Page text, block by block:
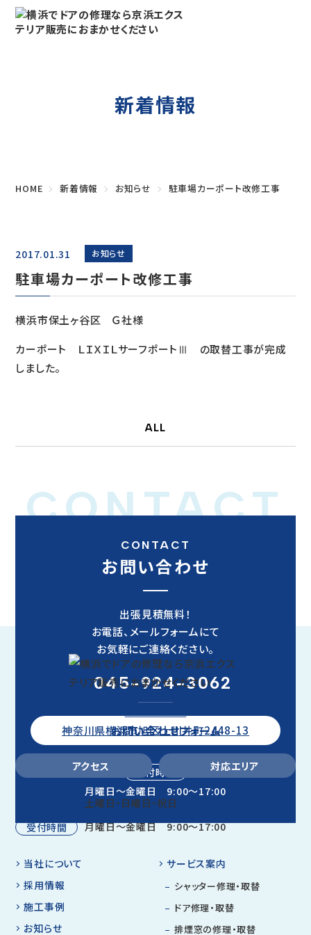
新着情報
HOME 新着情報 お知らせ 駐車場カーポート改修工事
2017.01.31 お知らせ
駐車場カーポート改修工事
横浜市保土ヶ谷区 Ｇ社様
カーポート ＬＩＸＩＬサーフポートⅢ の取替工事が完成
しました。
ALL
CONTACT
CONTACT
お問い合わせ
出張見積無料！
お電話、メールフォームにて
お気軽にご連絡ください。
045-924-3062
お問い合わせフォーム
受付時間
月曜日～金曜日 9:00～17:00
神奈川県横浜市旭区上川井町2448-13
アクセス 対応エリア
土曜日・日曜日・祝日
受付時間
月曜日～金曜日 9:00～17:00
当社について
採用情報
施工事例
お知らせ
サービス案内
シャッター修理・取替
ドア修理・取替
排煙窓の修理・取替